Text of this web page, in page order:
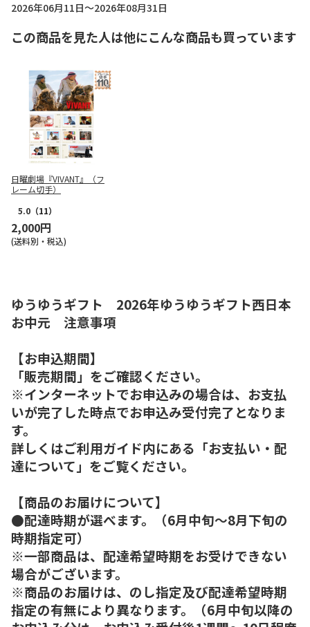
2026年06月11日～2026年08月31日
この商品を見た人は他にこんな商品も買っています
日曜劇場『VIVANT』（フ
レーム切手）
5.0 （11）
2,000円
(送料別・税込)
ゆうゆうギフト 2026年ゆうゆうギフト西日本
お中元 注意事項
【お申込期間】
「販売期間」をご確認ください。
※インターネットでお申込みの場合は、お支払
いが完了した時点でお申込み受付完了となりま
す。
詳しくはご利用ガイド内にある「お支払い・配
達について」をご覧ください。
【商品のお届けについて】
●配達時期が選べます。（6月中旬～8月下旬の
時期指定可）
※一部商品は、配達希望時期をお受けできない
場合がございます。
※商品のお届けは、のし指定及び配達希望時期
指定の有無により異なります。（6月中旬以降の